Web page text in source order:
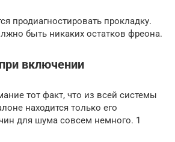
продиагностировать прокладку.
быть никаких остатков фреона.
включении
тот факт, что из всей системы
находится только его
для шума совсем немного. 1